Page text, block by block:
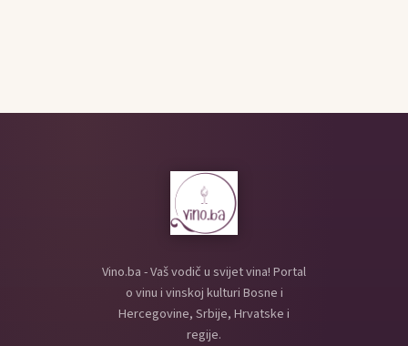
Vino.ba - Vaš vodič u svijet vina! Portal
o vinu i vinskoj kulturi Bosne i
Hercegovine, Srbije, Hrvatske i
regije.